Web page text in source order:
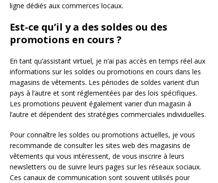
ligne dédiés aux commerces locaux.
Est-ce qu’il y a des soldes ou des
promotions en cours ?
En tant qu’assistant virtuel, je n’ai pas accès en temps réel aux
informations sur les soldes ou promotions en cours dans les
magasins de vêtements. Les périodes de soldes varient d’un
pays à l’autre et sont réglementées par des lois spécifiques.
Les promotions peuvent également varier d’un magasin à
l’autre et dépendent des stratégies commerciales individuelles.
Pour connaître les soldes ou promotions actuelles, je vous
recommande de consulter les sites web des magasins de
vêtements qui vous intéressent, de vous inscrire à leurs
newsletters ou de suivre leurs pages sur les réseaux sociaux.
Ces canaux de communication sont souvent utilisés pour